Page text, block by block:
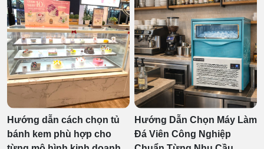
Hướng dẫn cách chọn tủ
bánh kem phù hợp cho
Hướng Dẫn Chọn Máy Làm
Đá Viên Công Nghiệp